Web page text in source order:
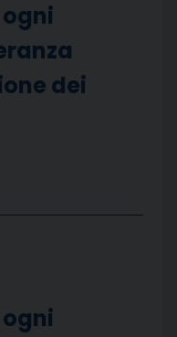
ogni
dei
ogni